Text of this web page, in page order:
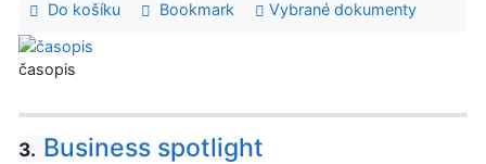
Do košíku Bookmark Vybrané dokumenty
časopis
3. Business spotlight